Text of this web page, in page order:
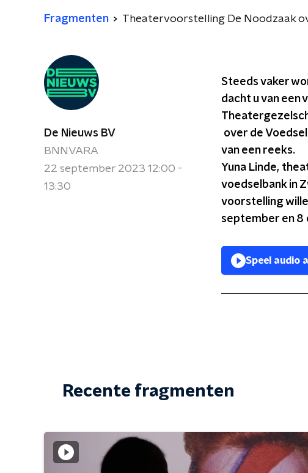
Fragmenten Theatervoorstelling De Noodzaak
De Nieuws BV
BNNVARA
22 september 2023 12:00 -
13:30
Steeds vaker
dacht u van een
over de
van een reeks.
Yuna Linde,
voedselbank in
voorstelling
september en 8
Speel audio
Recente fragmenten